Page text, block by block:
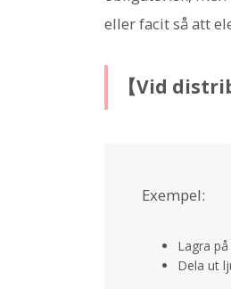
eller facit så att
【Vid
Exempel:
Lagra
Dela ut